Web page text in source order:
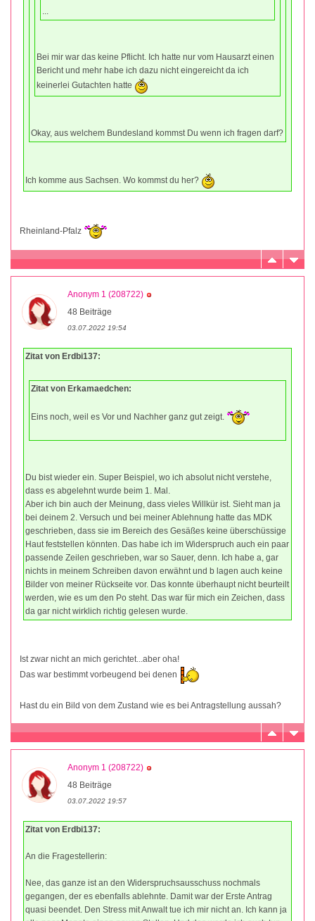
...
Bei mir war das keine Pflicht. Ich hatte nur vom Hausarzt einen
Bericht und mehr habe ich dazu nicht eingereicht da ich
keinerlei Gutachten hatte
Okay, aus welchem Bundesland kommst Du wenn ich fragen darf?
Ich komme aus Sachsen. Wo kommst du her?
Rheinland-Pfalz
Anonym 1 (208722)
48 Beiträge
03.07.2022 19:54
Zitat von Erdbi137:
Zitat von Erkamaedchen:
Eins noch, weil es Vor und Nachher ganz gut zeigt.
Du bist wieder ein. Super Beispiel, wo ich absolut nicht verstehe,
dass es abgelehnt wurde beim 1. Mal.
Aber ich bin auch der Meinung, dass vieles Willkür ist. Sieht man ja
bei deinem 2. Versuch und bei meiner Ablehnung hatte das MDK
geschrieben, dass sie im Bereich des Gesäßes keine überschüssige
Haut feststellen könnten. Das habe ich im Widerspruch auch ein paar
passende Zeilen geschrieben, war so Sauer, denn. Ich habe a, gar
nichts in meinem Schreiben davon erwähnt und b lagen auch keine
Bilder von meiner Rückseite vor. Das konnte überhaupt nicht beurteilt
werden, wie es um den Po steht. Das war für mich ein Zeichen, dass
da gar nicht wirklich richtig gelesen wurde.
Ist zwar nicht an mich gerichtet...aber oha!
Das war bestimmt vorbeugend bei denen
Hast du ein Bild von dem Zustand wie es bei Antragstellung aussah?
Anonym 1 (208722)
48 Beiträge
03.07.2022 19:57
Zitat von Erdbi137:
An die Fragestellerin:
Nee, das ganze ist an den Widerspruchsausschuss nochmals
gegangen, der es ebenfalls ablehnte. Damit war der Erste Antrag
quasi beendet. Den Stress mit Anwalt tue ich mir nicht an. Ich kann ja